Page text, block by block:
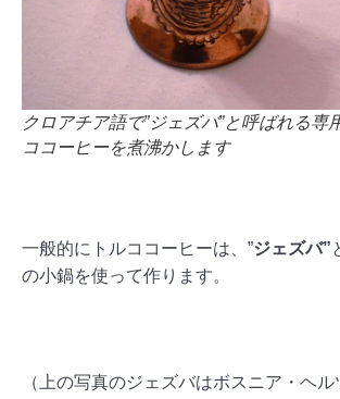
クロアチア語で”ジェズバ”と呼ばれる専
ココーヒーを煮沸かします
一般的にトルココーヒーは、”ジェズバ”
の小鍋を使って作ります。
（上の写真のジェズバはボスニア・ヘ